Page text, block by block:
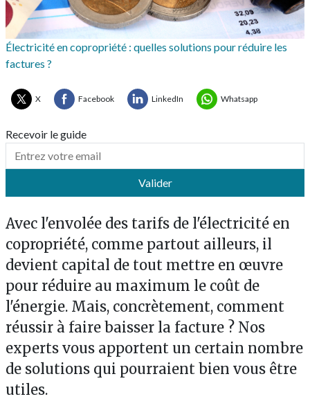
Électricité en copropriété : quelles solutions pour réduire les
factures ?
X Facebook LinkedIn Whatsapp
Recevoir le guide
Valider
Avec l'envolée des tarifs de l'électricité en
copropriété, comme partout ailleurs, il
devient capital de tout mettre en œuvre
pour réduire au maximum le coût de
l'énergie. Mais, concrètement, comment
réussir à faire baisser la facture ? Nos
experts vous apportent un certain nombre
de solutions qui pourraient bien vous être
utiles.